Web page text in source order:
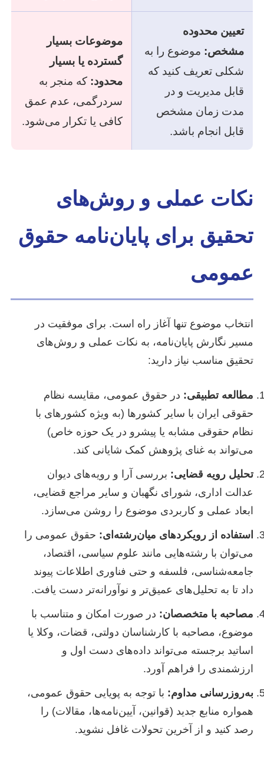
تعیین محدوده
مشخص: موضوع را به
شکلی تعریف کنید که
قابل مدیریت و در
مدت زمان مشخص
قابل انجام باشد.
موضوعات بسیار
گسترده یا بسیار
محدود: که منجر به
سردرگمی، عدم عمق
کافی یا تکرار می‌شود.
نکات عملی و روش‌های
تحقیق برای پایان‌نامه حقوق
عمومی
انتخاب موضوع تنها آغاز راه است. برای موفقیت در
مسیر نگارش پایان‌نامه، به نکات عملی و روش‌های
تحقیق مناسب نیاز دارید:
مطالعه تطبیقی: در حقوق عمومی، مقایسه نظام
حقوقی ایران با سایر کشورها (به ویژه کشورهای با
نظام حقوقی مشابه یا پیشرو در یک حوزه خاص)
می‌تواند به غنای پژوهش کمک شایانی کند.
تحلیل رویه قضایی: بررسی آرا و رویه‌های دیوان
عدالت اداری، شورای نگهبان و سایر مراجع قضایی،
ابعاد عملی و کاربردی موضوع را روشن می‌سازد.
استفاده از رویکردهای میان‌رشته‌ای: حقوق عمومی را
می‌توان با رشته‌هایی مانند علوم سیاسی، اقتصاد،
جامعه‌شناسی، فلسفه و حتی فناوری اطلاعات پیوند
داد تا به تحلیل‌های عمیق‌تر و نوآورانه‌تر دست یافت.
مصاحبه با متخصصان: در صورت امکان و متناسب با
موضوع، مصاحبه با کارشناسان دولتی، قضات، وکلا یا
اساتید برجسته می‌تواند داده‌های دست اول و
ارزشمندی را فراهم آورد.
به‌روزرسانی مداوم: با توجه به پویایی حقوق عمومی،
همواره منابع جدید (قوانین، آیین‌نامه‌ها، مقالات) را
رصد کنید و از آخرین تحولات غافل نشوید.